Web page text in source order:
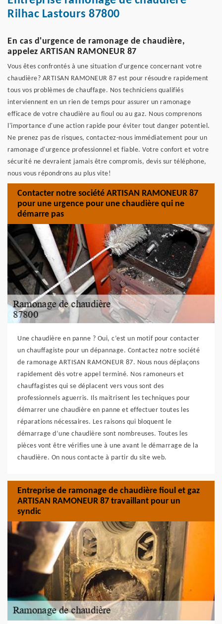
Rilhac Lastours 87800
En cas d'urgence de ramonage de chaudière,
appelez ARTISAN RAMONEUR 87
Vous êtes confrontés à une situation d'urgence concernant votre
chaudière? ARTISAN RAMONEUR 87 est pour résoudre rapidement
tous vos problèmes de chauffage. Nos techniciens qualifiés
interviennent en un rien de temps pour assurer un ramonage
efficace de votre chaudière au fioul ou au gaz. Nous comprenons
l'importance d'une action rapide pour éviter tout danger potentiel.
Ne prenez pas de risques, contactez-nous immédiatement pour un
ramonage d'urgence professionnel et fiable. Votre confort et votre
sécurité ne devraient jamais être compromis, devis sur téléphone,
nous vous répondrons au plus vite!
Contacter notre société ARTISAN RAMONEUR 87
pour une urgence pour une chaudière qui ne
démarre pas
Une chaudière en panne ? Oui, c’est un motif pour contacter
un chauffagiste pour un dépannage. Contactez notre société
de ramonage ARTISAN RAMONEUR 87. Nous nous déplaçons
rapidement dès votre appel terminé. Nos ramoneurs et
chauffagistes qui se déplacent vers vous sont des
professionnels aguerris. Ils maitrisent les techniques pour
démarrer une chaudière en panne et effectuer toutes les
réparations nécessaires. Les raisons qui bloquent le
démarrage d’une chaudière sont nombreuses. Toutes les
pièces vont être vérifies une à une avant le démarrage de la
chaudière. On nous contacte à partir du site web.
Entreprise de ramonage de chaudière fioul et gaz
ARTISAN RAMONEUR 87 travaillant pour un
syndic